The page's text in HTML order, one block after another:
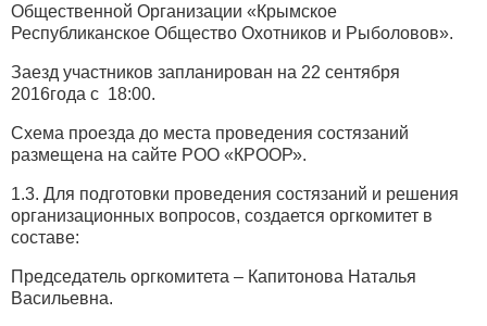
Общественной Организации «Крымское
Республиканское Общество Охотников и Рыболовов».
Заезд участников запланирован на 22 сентября
2016года с 18:00.
Схема проезда до места проведения состязаний
размещена на сайте РОО «КРООР».
1.3. Для подготовки проведения состязаний и решения
организационных вопросов, создается оргкомитет в
составе:
Председатель оргкомитета – Капитонова Наталья
Васильевна.